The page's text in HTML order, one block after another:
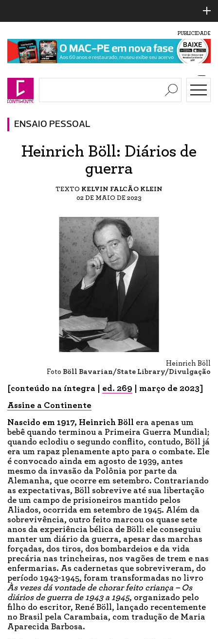
PUBLICIDADE
ENSAIO PESSOAL
Heinrich Böll: Diários de
guerra
TEXTO KELVIN FALCÃO KLEIN
02 DE MAIO DE 2023
Heinrich Böll
Foto Böll Bavarian/State Library/Divulgação
[conteúdo na íntegra | ed. 269 | março de 2023]
Assine a Continente
Nascido em 1917, Heinrich Böll era apenas um
bebê quando terminou a Primeira Guerra Mundial;
quando eclodiu o segundo conflito, contudo, Böll já
era um rapaz plenamente apto para o combate. Ele
é convocado ainda em agosto de 1939, antes
mesmo da invasão da Polônia por parte da
Alemanha, que ocorre em setembro. Contrariando
as expectativas, Böll sobrevive até sua libertação
de um campo de prisioneiros mantido pelos
Aliados, ocorrida em setembro de 1945. Além da
sobrevivência, outro feito marcou os quase sete
anos da experiência bélica de Böll: ele conseguiu
manter um diário da guerra, apesar das marchas
forçadas, dos tiros, dos bombardeios e da vida
precária nas trincheiras, nos vagões de trem e nas
enfermarias. As cadernetas que sobreviveram, do
período 1943-1945, foram transformadas no livro
Às vezes dá vontade de chorar feito criança – Os
diários de guerra de 1943 a 1945, organizado pelo
filho do escritor, René Böll, lançado recentemente
no Brasil pela Carambaia, com tradução de Maria
Aparecida Barbosa.